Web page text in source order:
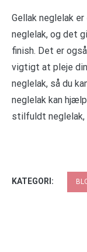
Gellak neglelak
neglelak, og det
finish. Det er
vigtigt at pleje din
neglelak, så du
neglelak kan
stilfuldt neglelak,
KATEGORI: